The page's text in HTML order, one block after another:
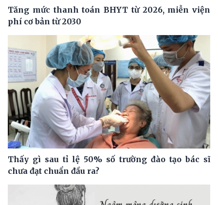
Tăng mức thanh toán BHYT từ 2026, miễn viện
phí cơ bản từ 2030
Thấy gì sau tỉ lệ 50% số trường đào tạo bác sĩ
chưa đạt chuẩn đầu ra?